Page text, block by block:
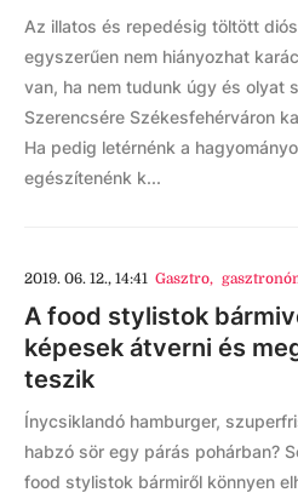
Az illatos és repedésig töltött
egyszerűen nem hiányozhat
van, ha nem tudunk úgy és olyat
Szerencsére Székesfehérváron
Ha pedig letérnénk a
egészítenénk k...
2019. 06. 12., 14:41 Gasztro,
A food stylistok
képesek átverni és
teszik
Ínycsiklandó hamburger,
habzó sör egy párás pohárban?
food stylistok bármiről könnyen